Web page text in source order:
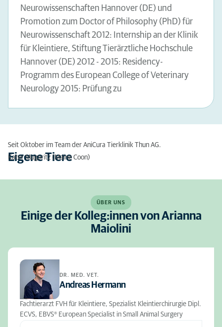
Neurowissenschaften Hannover (DE) und
Promotion zum Doctor of Philosophy (PhD) für
Neurowissenschaft 2012: Internship an der Klinik
für Kleintiere, Stiftung Tierärztliche Hochschule
Hannover (DE) 2012 - 2015: Residency-
Programm des European College of Veterinary
Neurology 2015: Prüfung zu
Seit Oktober im Team der AniCura Tierklinik Thun AG.
Eigene Tiere
Kater Mugaritz (Maine Coon)
ÜBER UNS
Einige der Kolleg:innen von Arianna
Maiolini
DR. MED. VET.
Andreas Hermann
Fachtierarzt FVH für Kleintiere, Spezialist Kleintierchirurgie Dipl.
ECVS, EBVS® European Specialist in Small Animal Surgery